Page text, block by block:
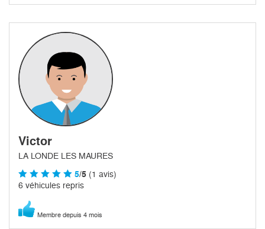
Victor
LA LONDE LES MAURES
5/5 (1 avis)
6 véhicules repris
Membre depuis 4 mois